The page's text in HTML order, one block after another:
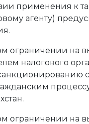
применения к
агенту)
ограничении на
налогового
ограничении на